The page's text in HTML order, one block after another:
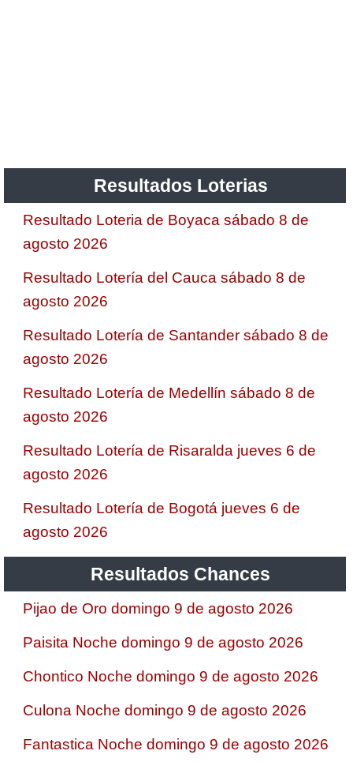
Resultados Loterias
Resultado Loteria de Boyaca sábado 8 de
agosto 2026
Resultado Lotería del Cauca sábado 8 de
agosto 2026
Resultado Lotería de Santander sábado 8 de
agosto 2026
Resultado Lotería de Medellín sábado 8 de
agosto 2026
Resultado Lotería de Risaralda jueves 6 de
agosto 2026
Resultado Lotería de Bogotá jueves 6 de
agosto 2026
Resultados Chances
Pijao de Oro domingo 9 de agosto 2026
Paisita Noche domingo 9 de agosto 2026
Chontico Noche domingo 9 de agosto 2026
Culona Noche domingo 9 de agosto 2026
Fantastica Noche domingo 9 de agosto 2026